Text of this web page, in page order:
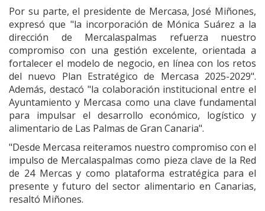
Por su parte, el presidente de Mercasa, José Miñones,
expresó que "la incorporación de Mónica Suárez a la
dirección de Mercalaspalmas refuerza nuestro
compromiso con una gestión excelente, orientada a
fortalecer el modelo de negocio, en línea con los retos
del nuevo Plan Estratégico de Mercasa 2025-2029".
Además, destacó "la colaboración institucional entre el
Ayuntamiento y Mercasa como una clave fundamental
para impulsar el desarrollo económico, logístico y
alimentario de Las Palmas de Gran Canaria".
"Desde Mercasa reiteramos nuestro compromiso con el
impulso de Mercalaspalmas como pieza clave de la Red
de 24 Mercas y como plataforma estratégica para el
presente y futuro del sector alimentario en Canarias,
resaltó Miñones.